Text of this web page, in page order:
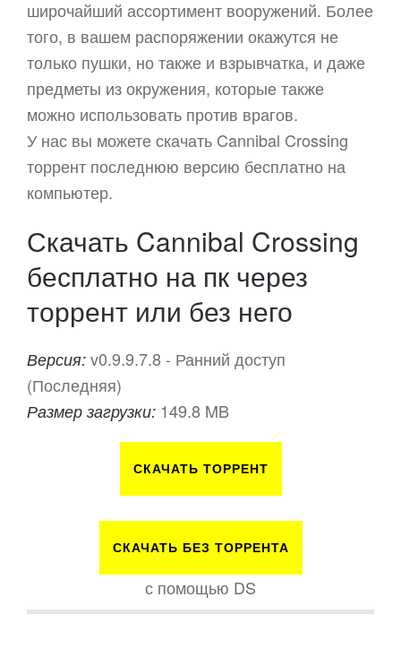
широчайший ассортимент вооружений. Более
того, в вашем распоряжении окажутся не
только пушки, но также и взрывчатка, и даже
предметы из окружения, которые также
можно использовать против врагов.
У нас вы можете скачать Cannibal Crossing
торрент последнюю версию бесплатно на
компьютер.
Скачать Cannibal Crossing
бесплатно на пк через
торрент или без него
Версия: v0.9.9.7.8 - Ранний доступ
(Последняя)
Размер загрузки: 149.8 MB
СКАЧАТЬ ТОРРЕНТ
СКАЧАТЬ БЕЗ ТОРРЕНТА
с помощью DS